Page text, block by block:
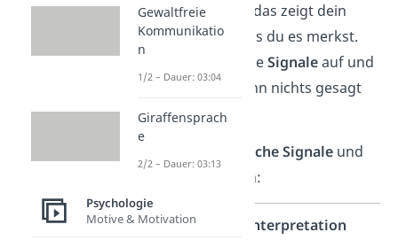
selbstbewusst — all das zeigt dein
Körper, oft ohne dass du es merkst.
Andere nehmen dieseSignaleauf und
deuten sie, auch wenn nichts gesagt
wird.
typische Signaleund
was sie oft bedeuten:
Nonverbales
Interpretation
Gewaltfreie
Kommunikatio
n
1/2 – Dauer: 03:04
Giraffensprach
e
2/2 – Dauer: 03:13
Psychologie
Motive & Motivation